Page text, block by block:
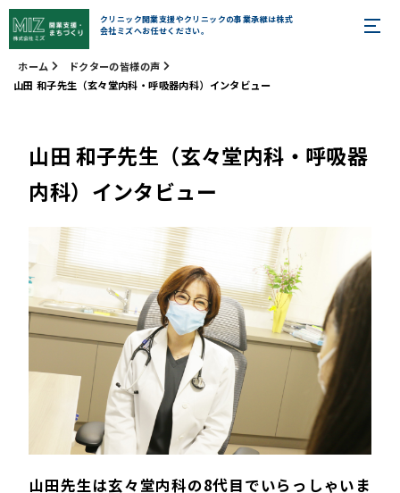
クリニック開業支援やクリニックの事業承継は株式
会社ミズへお任せください。
ホーム
ドクターの皆様の声
山田 和子先生（玄々堂内科・呼吸器内科）インタビュー
山田 和子先生（玄々堂内科・呼吸器
内科）インタビュー
山田先生は玄々堂内科の8代目でいらっしゃいま